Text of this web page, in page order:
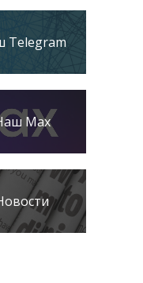
Telegram
Max